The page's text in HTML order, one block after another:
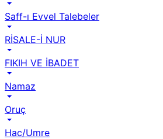
Saff-ı Evvel Talebeler
RİSALE-İ NUR
FIKIH VE İBADET
Namaz
Oruç
Hac/Umre